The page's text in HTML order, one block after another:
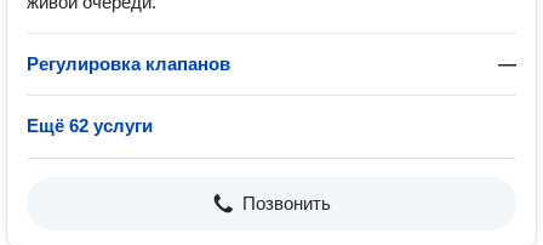
Регулировка клапанов —
Ещё 62 услуги
Позвонить